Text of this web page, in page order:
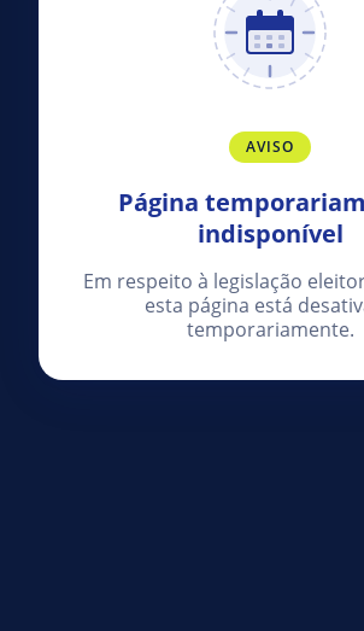
AVISO
Página
indisponível
Em respeito à legislação
esta página está
temporariamente.